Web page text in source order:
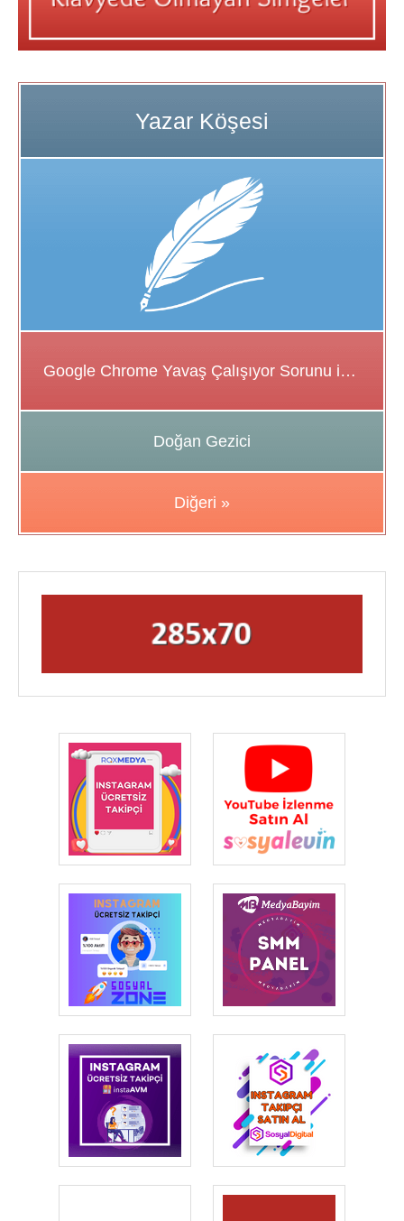
Google Chrome Yavaş Çalışıyor Sorunu için Çözüm Önerileri
Doğan Gezici
Diğeri »